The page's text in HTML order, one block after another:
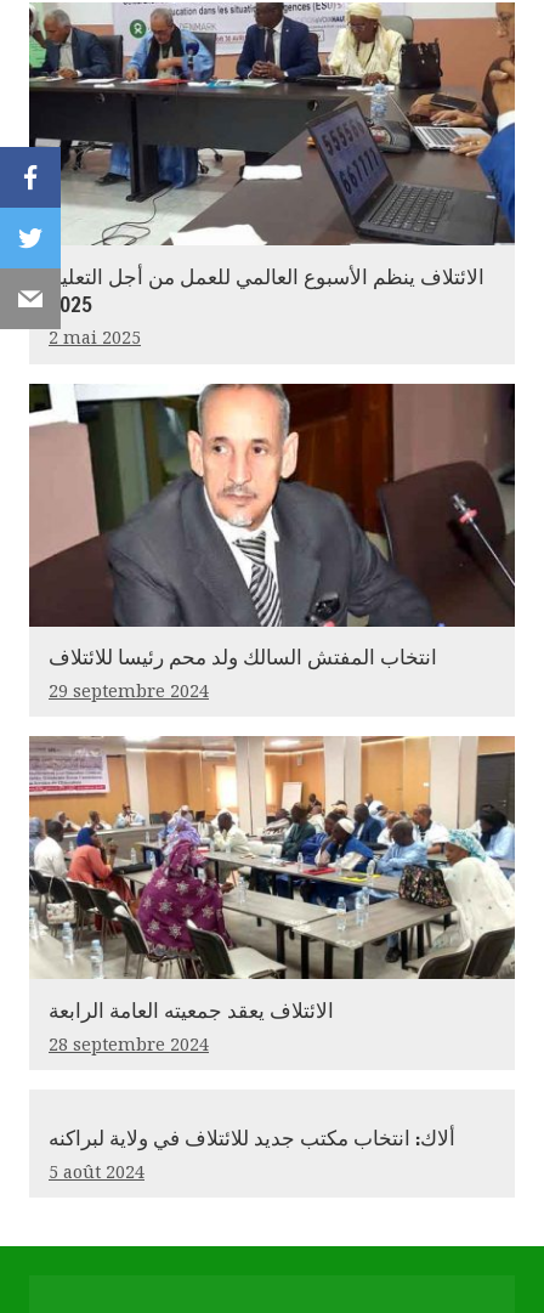
الائتلاف ينظم الأسبوع العالمي للعمل من أجل التعليم
2025
2 mai 2025
انتخاب المفتش السالك ولد محم رئيسا للائتلاف
29 septembre 2024
الائتلاف يعقد جمعيته العامة الرابعة
28 septembre 2024
ألاك: انتخاب مكتب جديد للائتلاف في ولاية لبراكنه
5 août 2024
Facebook
Twitter
Email